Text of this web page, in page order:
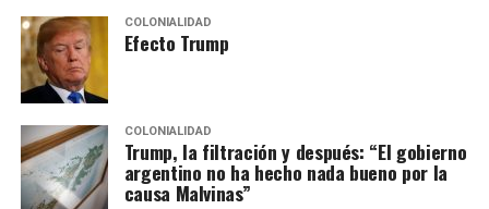
COLONIALIDAD
Efecto Trump
COLONIALIDAD
Trump, la filtración y después: “El gobierno
argentino no ha hecho nada bueno por la
causa Malvinas”